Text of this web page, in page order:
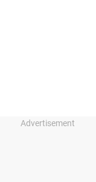
Advertisement